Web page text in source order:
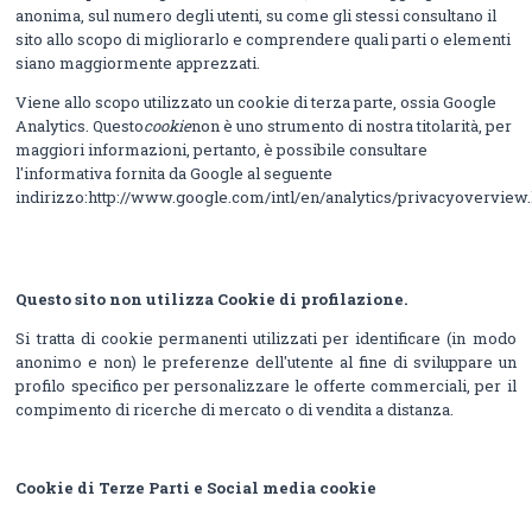
anonima, sul numero degli utenti, su come gli stessi consultano il
sito allo scopo di migliorarlo e comprendere quali parti o elementi
siano maggiormente apprezzati.
Viene allo scopo utilizzato un cookie di terza parte, ossia Google
Analytics. Questocookienon è uno strumento di nostra titolarità, per
maggiori informazioni, pertanto, è possibile consultare
l'informativa fornita da Google al seguente
indirizzo:http://www.google.com/intl/en/analytics/
Questo sito non utilizza Cookie di profilazione.
Si tratta di cookie permanenti utilizzati per identificare (in modo
anonimo e non) le preferenze dell'utente al fine di sviluppare un
profilo specifico per personalizzare le offerte commerciali, per il
compimento di ricerche di mercato o di vendita a distanza.
Cookie di Terze Parti e Social media cookie